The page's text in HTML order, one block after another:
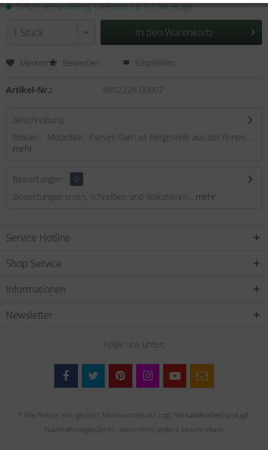
Sofort versandfertig, Lieferzeit ca. 3-5 Werktage
In den Warenkorb
Merken Bewerten Empfehlen
Artikel-Nr.: 9802220-00007
Beschreibung
Rowan - Moordale Dieses Garn ist hergestellt aus der feinen...
mehr
Bewertungen
0
Bewertungen lesen, schreiben und diskutieren... mehr
Service Hotline
Shop Service
Informationen
Newsletter
Folge uns unter:
* Alle Preise inkl. gesetzl. Mehrwertsteuer zzgl. Versandkosten und ggf.
Nachnahmegebühren, wenn nicht anders beschrieben.